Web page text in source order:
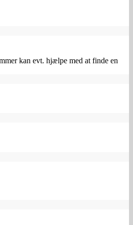
kan evt. hjælpe med at finde en